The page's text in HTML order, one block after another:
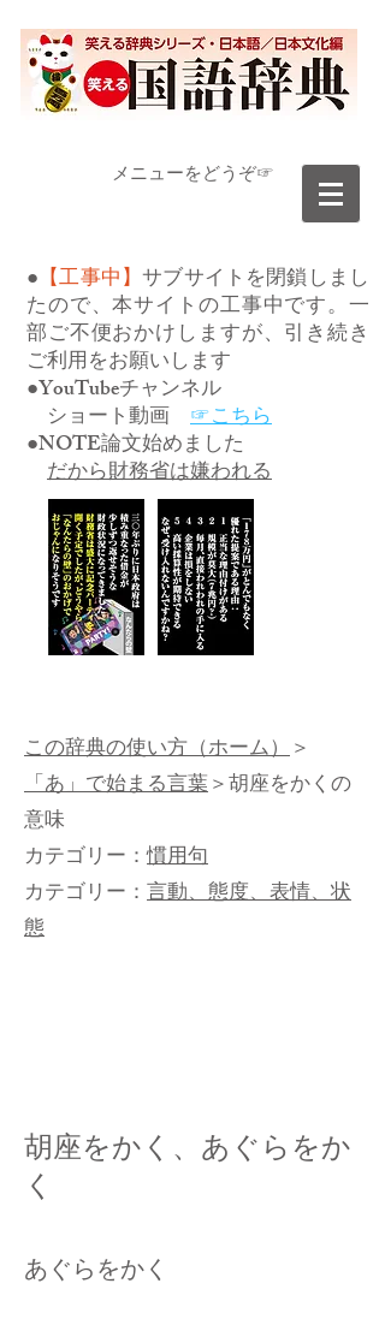
​メニューをどうぞ☞
● 【工事中】サブサイトを閉鎖しまし
たので、本サイトの工事中です。一
部ご不便おかけしますが、引き続き
ご利用をお願いします
●YouTubeチャンネル
ショート動画 ☞こちら
●NOTE論文始めました
だから財務省は嫌われる
この辞典の使い方（ホーム）＞
「あ」で始まる言葉＞胡座をかくの
意味
カテゴリー：慣用句
カテゴリー： 言動、態度、表情、状
態
胡座をかく、あぐらをか
く
あぐらをかく